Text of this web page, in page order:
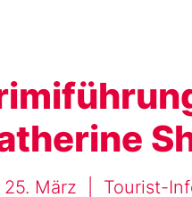
25. März Tourist-